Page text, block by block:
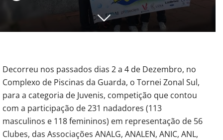
Decorreu nos passados dias 2 a 4 de Dezembro, no
Complexo de Piscinas da Guarda, o Tornei Zonal Sul,
para a categoria de Juvenis, competição que contou
com a participação de 231 nadadores (113
masculinos e 118 femininos) em representação de 56
Clubes, das Associações ANALG, ANALEN, ANIC, ANL,